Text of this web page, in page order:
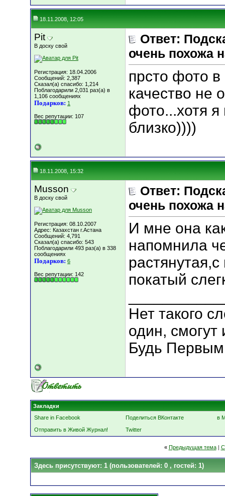
18.11.2008, 12:05
Pit
В доску свой
Регистрация: 18.04.2006
Сообщений: 2,387
Сказал(а) спасибо: 1,214
Поблагодарили 2,031 раз(а) в
1,106 сообщениях
Подарков: 1
Вес репутации: 107
Ответ:
очень похожа
прсто фото в
качество не
фото...хотя
близко))))
18.11.2008, 15:32
Musson
В доску свой
Регистрация: 08.10.2007
Адрес: Казахстан г.Астана
Сообщений: 4,791
Сказал(а) спасибо: 543
Поблагодарили 493 раз(а) в 338
сообщениях
Подарков: 6
Вес репутации: 142
Ответ:
очень похожа
И мне она
напомнила
покатый
Нет такого
один, смогут
Будь
Закладки
Share in Facebook
Поделиться ВКонтакте
в
Отправить в Живой Журнал!
Twitter
« Предыдущая тема|
Здесь присутствуют: 1 (пользователей: 0 , гостей: 1)